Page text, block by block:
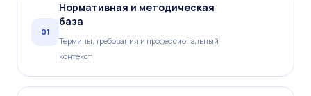
01
Нормативная и методическая
база
Термины, требования и профессиональный
контекст